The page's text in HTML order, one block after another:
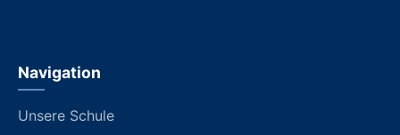
Navigation
Unsere Schule